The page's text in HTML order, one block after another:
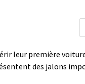
leur première
des jalons